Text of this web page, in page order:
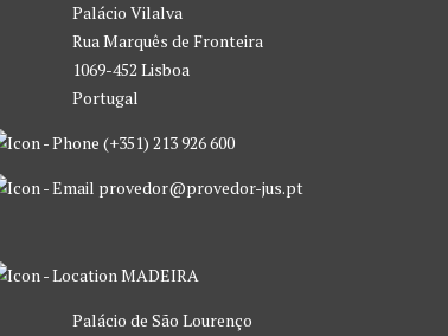
Palácio Vilalva
Rua Marquês de Fronteira
1069-452 Lisboa
Portugal
(+351) 213 926 600
provedor@provedor-jus.pt
MADEIRA
Palácio de São Lourenço